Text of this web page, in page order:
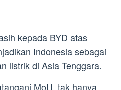
kepada BYD atas
Indonesia sebagai
listrik di Asia Tenggara.
MoU, tak hanya